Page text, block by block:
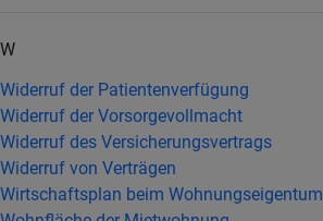
W
Widerruf der Patientenverfügung
Widerruf der Vorsorgevollmacht
Widerruf des Versicherungsvertrags
Widerruf von Verträgen
Wirtschaftsplan beim Wohnungseigentum